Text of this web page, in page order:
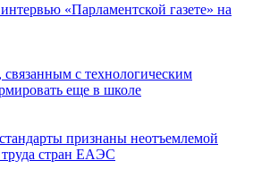
«Парламентской газете» на
с технологическим
еще в школе
признаны неотъемлемой
стран ЕАЭС